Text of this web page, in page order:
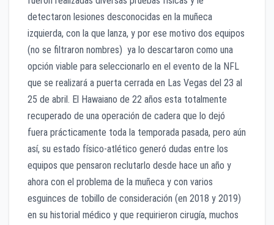
detectaron lesiones desconocidas en la muñeca
izquierda, con la que lanza, y por ese motivo dos equipos
(no se filtraron nombres) ya lo descartaron como una
opción viable para seleccionarlo en el evento de la NFL
que se realizará a puerta cerrada en Las Vegas del 23 al
25 de abril. El Hawaiano de 22 años esta totalmente
recuperado de una operación de cadera que lo dejó
fuera prácticamente toda la temporada pasada, pero aún
así, su estado físico-atlético generó dudas entre los
equipos que pensaron reclutarlo desde hace un año y
ahora con el problema de la muñeca y con varios
esguinces de tobillo de consideración (en 2018 y 2019)
en su historial médico y que requirieron cirugía, muchos